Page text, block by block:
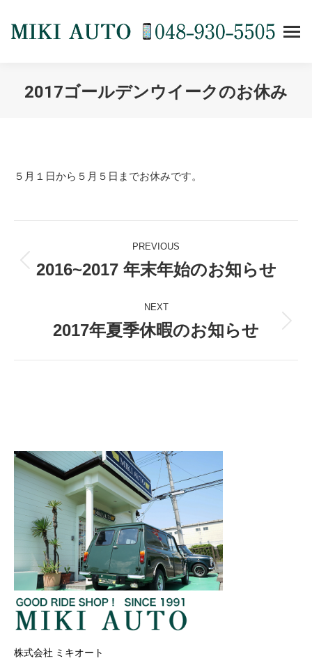
2017ゴールデンウイークのお休み
５月１日から５月５日までお休みです。
navigation
PREVIOUS
Previous
2016~2017 年末年始のお知らせ
NEXT
Next
2017年夏季休暇のお知らせ
株式会社 ミキオート